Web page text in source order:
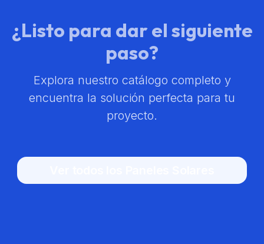
¿Listo para dar el siguiente
paso?
Explora nuestro catálogo completo y
encuentra la solución perfecta para tu
proyecto.